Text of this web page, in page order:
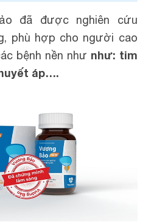
đã được nghiên cứu
phù hợp cho người cao
bệnh nền như như: tim
áp….